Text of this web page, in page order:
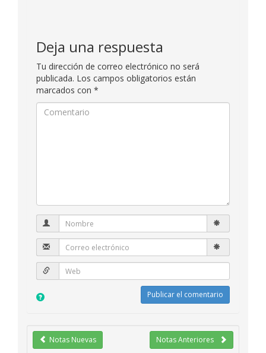
Deja una respuesta
Tu dirección de correo electrónico no será
publicada. Los campos obligatorios están
marcados con *
Notas Anteriores
Notas Nuevas